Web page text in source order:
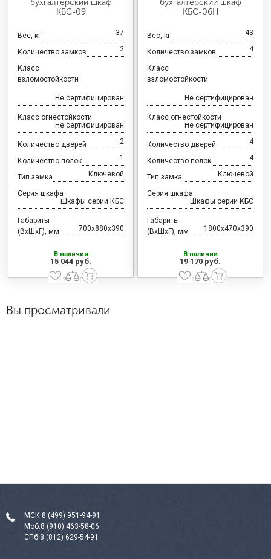
КБС-09
Вес, кг 37
Количество замков 2
Класс
взломостойкости
Не сертифицирован
Класс огнестойкости
Не сертифицирован
Количество дверей 2
Количество полок 1
Тип замка Ключевой
Серия шкафа
Шкафы серии КБС
Габариты
(ВхШхГ), мм
700x880x390
В наличии
15 044 руб.
КБС-06Н
Вес, кг 43
Количество замков 4
Класс
взломостойкости
Не сертифицирован
Класс огнестойкости
Не сертифицирован
Количество дверей 4
Количество полок 4
Тип замка Ключевой
Серия шкафа
Шкафы серии КБС
Габариты
(ВхШхГ), мм
1800x470x390
В наличии
19 170 руб.
Вы просматривали
МСК:8 (499) 951-94-91
Моб:8 (910) 463-58-06
СПб:8 (812) 629-54-91